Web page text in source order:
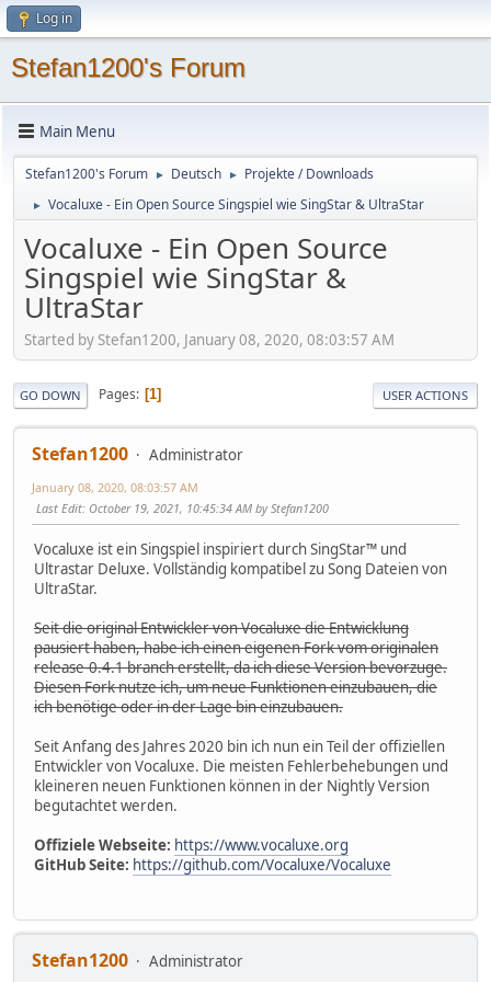
Log in
Stefan1200's Forum
Main Menu
Stefan1200's Forum ► Deutsch ► Projekte / Downloads
► Vocaluxe - Ein Open Source Singspiel wie SingStar & UltraStar
Vocaluxe - Ein Open Source
Singspiel wie SingStar &
UltraStar
Started by Stefan1200, January 08, 2020, 08:03:57 AM
GO DOWN Pages 1 USER ACTIONS
Stefan1200 Administrator
January 08, 2020, 08:03:57 AM
Last Edit: October 19, 2021, 10:45:34 AM by Stefan1200
Vocaluxe ist ein Singspiel inspiriert durch SingStar™ und
Ultrastar Deluxe. Vollständig kompatibel zu Song Dateien von
UltraStar.
Seit die original Entwickler von Vocaluxe die Entwicklung
pausiert haben, habe ich einen eigenen Fork vom originalen
release-0.4.1 branch erstellt, da ich diese Version bevorzuge.
Diesen Fork nutze ich, um neue Funktionen einzubauen, die
ich benötige oder in der Lage bin einzubauen.
Seit Anfang des Jahres 2020 bin ich nun ein Teil der offiziellen
Entwickler von Vocaluxe. Die meisten Fehlerbehebungen und
kleineren neuen Funktionen können in der Nightly Version
begutachtet werden.
Offiziele Webseite: https://www.vocaluxe.org
GitHub Seite: https://github.com/Vocaluxe/Vocaluxe
Stefan1200 Administrator